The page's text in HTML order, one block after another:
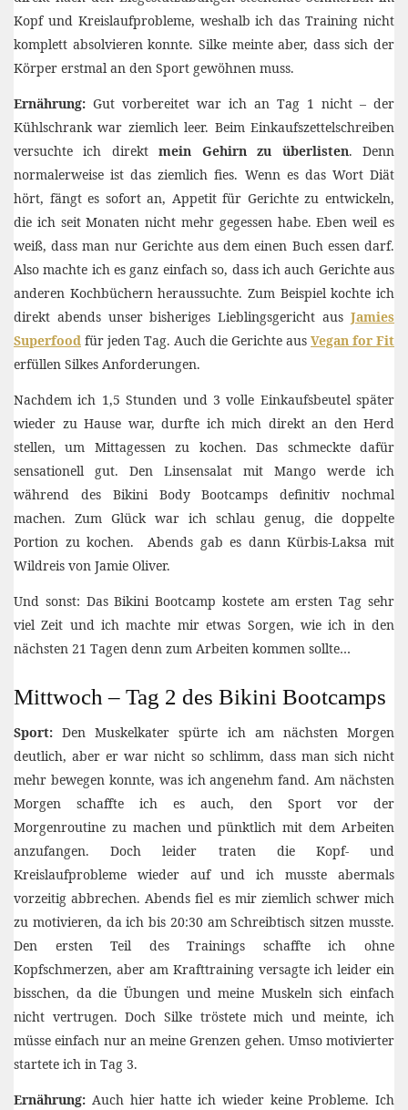
Kopf und Kreislaufprobleme, weshalb ich das Training nicht
komplett absolvieren konnte. Silke meinte aber, dass sich der
Körper erstmal an den Sport gewöhnen muss.
Ernährung: Gut vorbereitet war ich an Tag 1 nicht – der
Kühlschrank war ziemlich leer. Beim Einkaufszettelschreiben
versuchte ich direktmein Gehirn zu überlisten. Denn
normalerweise ist das ziemlich fies. Wenn es das Wort Diät
hört, fängt es sofort an, Appetit für Gerichte zu entwickeln,
die ich seit Monaten nicht mehr gegessen habe. Eben weil es
weiß, dass man nur Gerichte aus dem einen Buch essen darf.
Also machte ich es ganz einfach so, dass ich auch Gerichte aus
anderen Kochbüchern heraussuchte. Zum Beispiel kochte ich
direkt abends unser bisheriges Lieblingsgericht aus Jamies
Superfood für jeden Tag. Auch die Gerichte aus Vegan for Fit
erfüllen Silkes Anforderungen.
Nachdem ich 1,5 Stunden und 3 volle Einkaufsbeutel später
wieder zu Hause war, durfte ich mich direkt an den Herd
stellen, um Mittagessen zu kochen. Das schmeckte dafür
sensationell gut. Den Linsensalat mit Mango werde ich
während des Bikini Body Bootcamps definitiv nochmal
machen. Zum Glück war ich schlau genug, die doppelte
Portion zu kochen. Abends gab es dann Kürbis-Laksa mit
Wildreis von Jamie Oliver.
Und sonst: Das Bikini Bootcamp kostete am ersten Tag sehr
viel Zeit und ich machte mir etwas Sorgen, wie ich in den
nächsten 21 Tagen denn zum Arbeiten kommen sollte…
Mittwoch – Tag 2 des Bikini Bootcamps
Sport: Den Muskelkater spürte ich am nächsten Morgen
deutlich, aber er war nicht so schlimm, dass man sich nicht
mehr bewegen konnte, was ich angenehm fand. Am nächsten
Morgen schaffte ich es auch, den Sport vor der
Morgenroutine zu machen und pünktlich mit dem Arbeiten
anzufangen. Doch leider traten die Kopf- und
Kreislaufprobleme wieder auf und ich musste abermals
vorzeitig abbrechen. Abends fiel es mir ziemlich schwer mich
zu motivieren, da ich bis 20:30 am Schreibtisch sitzen musste.
Den ersten Teil des Trainings schaffte ich ohne
Kopfschmerzen, aber am Krafttraining versagte ich leider ein
bisschen, da die Übungen und meine Muskeln sich einfach
nicht vertrugen. Doch Silke tröstete mich und meinte, ich
müsse einfach nur an meine Grenzen gehen. Umso motivierter
startete ich in Tag 3.
Ernährung: Auch hier hatte ich wieder keine Probleme. Ich